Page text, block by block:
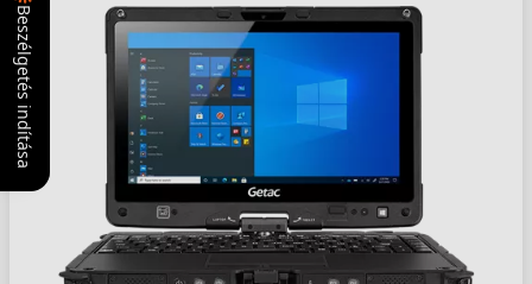
Beszélgetés indítása